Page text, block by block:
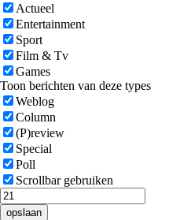
Actueel
Entertainment
Sport
Film & Tv
Games
Toon berichten van deze types
Weblog
Column
(P)review
Special
Poll
Scrollbar gebruiken
opslaan